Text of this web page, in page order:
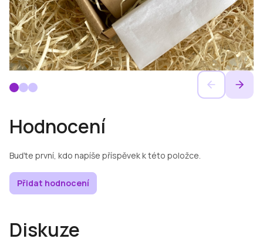
Hodnocení
Buďte první, kdo napíše příspěvek k této položce.
Přidat hodnocení
Diskuze